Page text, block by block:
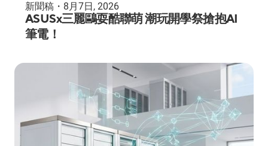
新聞稿 ・ 8月7日, 2026
ASUSx三麗鷗耍酷聯萌 潮玩開學祭搶抱AI
筆電！